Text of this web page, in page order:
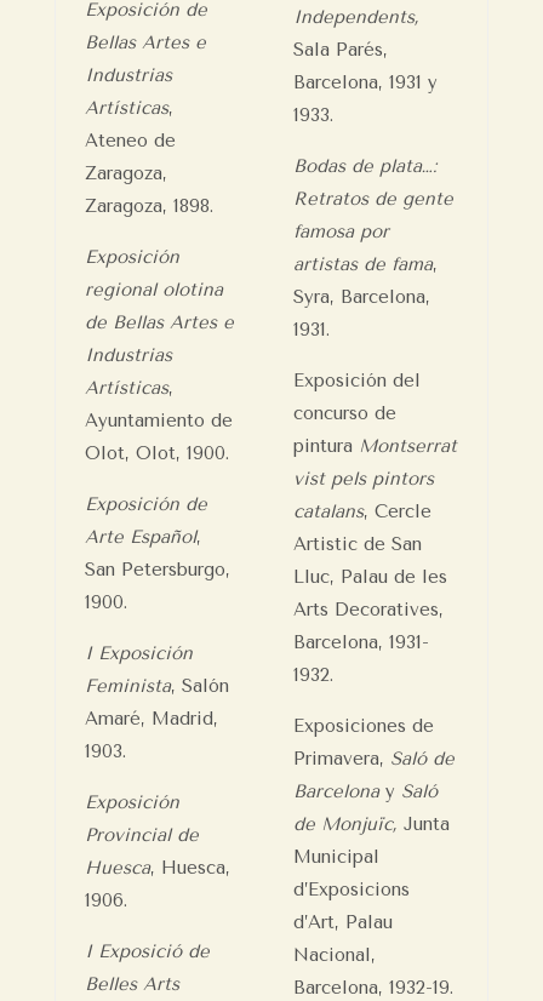
Exposición de
Bellas Artes e
Industrias
Artísticas,
Ateneo de
Zaragoza,
Zaragoza, 1898.
Exposición
regional olotina
de Bellas Artes e
Industrias
Artísticas,
Ayuntamiento de
Olot, Olot, 1900.
Exposición de
Arte Español,
San Petersburgo,
1900.
I Exposición
Feminista, Salón
Amaré, Madrid,
1903.
Exposición
Provincial de
Huesca, Huesca,
1906.
I Exposició de
Belles Arts
Independents,
Sala Parés,
Barcelona, 1931 y
1933.
Bodas de plata…:
Retratos de gente
famosa por
artistas de fama,
Syra, Barcelona,
1931.
Exposición del
concurso de
pintura Montserrat
vist pels pintors
catalans, Cercle
Artistic de San
Lluc, Palau de les
Arts Decoratives,
Barcelona, 1931-
1932.
Exposiciones de
Primavera, Saló de
Barcelona y Saló
de Monjuïc, Junta
Municipal
d’Exposicions
d’Art, Palau
Nacional,
Barcelona, 1932-19.